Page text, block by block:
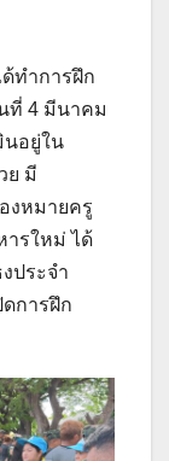
ทำการฝึก
ที่ 4 มีนาคม
นอยู่ใน
ย มี
งหมายครู
ารใหม่ ได้
ประจำ
การฝึก